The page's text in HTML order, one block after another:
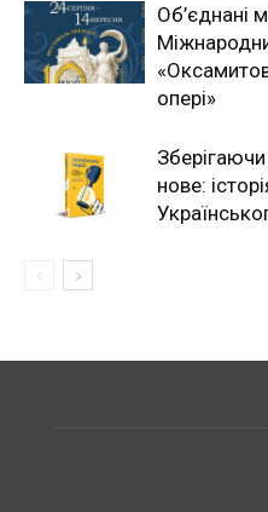
Об’єднані
опері»
нове: